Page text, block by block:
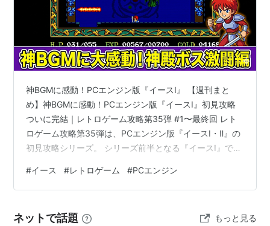
神BGMに感動！PCエンジン版『イースⅠ』 【週刊まと
め】神BGMに感動！PCエンジン版『イースⅠ』初見攻略
ついに完結｜レトロゲーム攻略第35弾 #1〜最終回 レト
ロゲーム攻略第35弾は、PCエンジン版『イースⅠ・Ⅱ』の
初見攻略シリーズ。 シリーズ前半となる『イースⅠ』で
ながら冒険がスタート。 半キャラずらしを知らない完全
初見プレイならではの苦戦や発見、数々の個性的なボス
との最終決戦へ挑みます。 初めて遊ぶからこそ味わえた
#イース #レトロゲーム #PCエンジン
ネットで話題 もっと見る